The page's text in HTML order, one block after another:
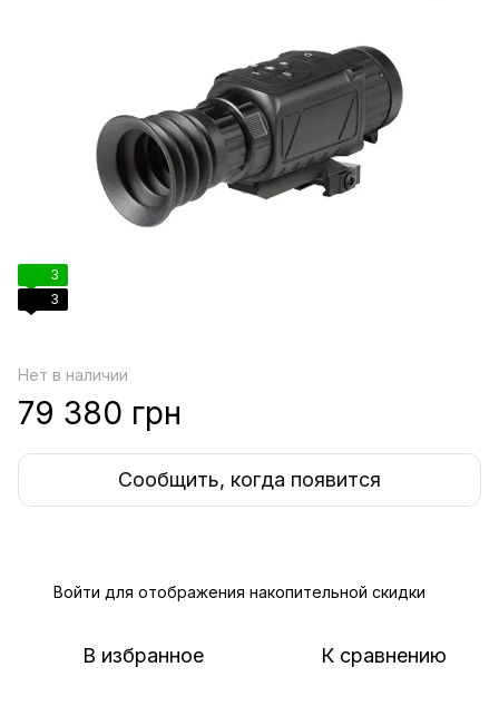
3
3
Нет в наличии
79 380 грн
Сообщить, когда появится
Войти для отображения накопительной скидки
В избранное К сравнению